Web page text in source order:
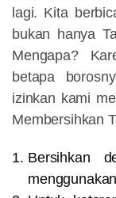
lagi. Kita
bukan hanya
Mengapa?
betapa
izinkan kami
Membersihkan
Bersihkan